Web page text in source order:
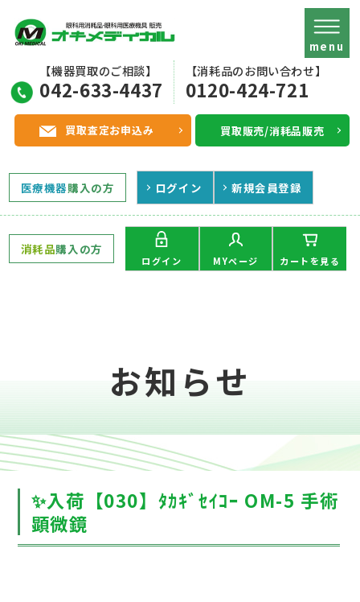
【機器買取のご相談】
042-633-4437
【消耗品のお問い合わせ】
0120-424-721
買取査定お申込み 買取販売/消耗品販売
menu
医療機器購入の方 ログイン 新規会員登録
消耗品購入の方
ログイン MYページ カートを見る
お知らせ
✨入荷【030】ﾀｶｷﾞｾｲｺｰ OM-5 手術
顕微鏡